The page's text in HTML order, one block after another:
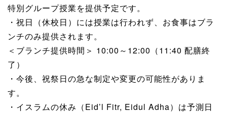
特別グループ授業を提供予定です。
・祝日（休校日）には授業は行われず、お食事はブラ
ンチのみ提供されます。
＜ブランチ提供時間＞ 10:00～12:00（11:40 配膳終
了）
・今後、祝祭日の急な制定や変更の可能性がありま
す。
・イスラムの休み（Eid’l Fitr, Eidul Adha）は予測日